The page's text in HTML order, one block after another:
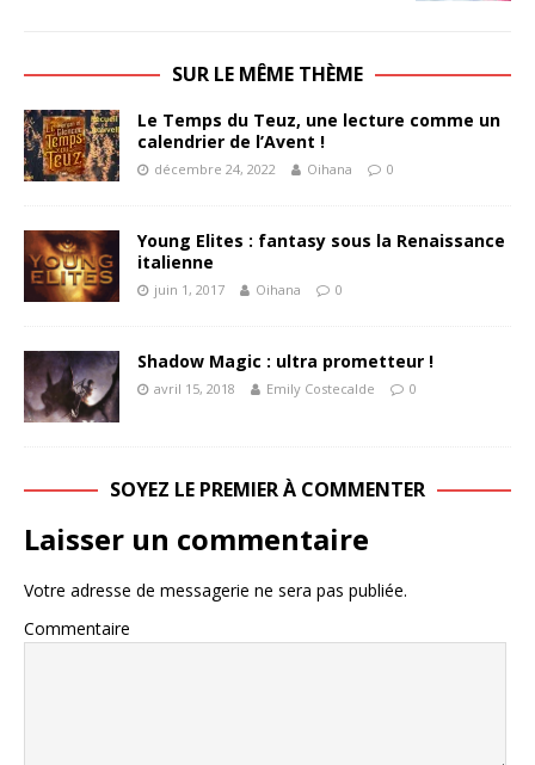
SUR LE MÊME THÈME
Le Temps du Teuz, une lecture comme un
calendrier de l’Avent !
décembre 24, 2022 Oihana 0
Young Elites : fantasy sous la Renaissance
italienne
juin 1, 2017 Oihana 0
Shadow Magic : ultra prometteur !
avril 15, 2018 Emily Costecalde 0
SOYEZ LE PREMIER À COMMENTER
Laisser un commentaire
Votre adresse de messagerie ne sera pas publiée.
Commentaire